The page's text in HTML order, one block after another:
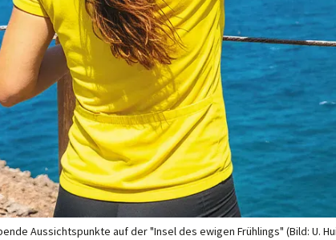
Aussichtspunkte auf der "Insel des ewigen Frühlings" (Bild: U.